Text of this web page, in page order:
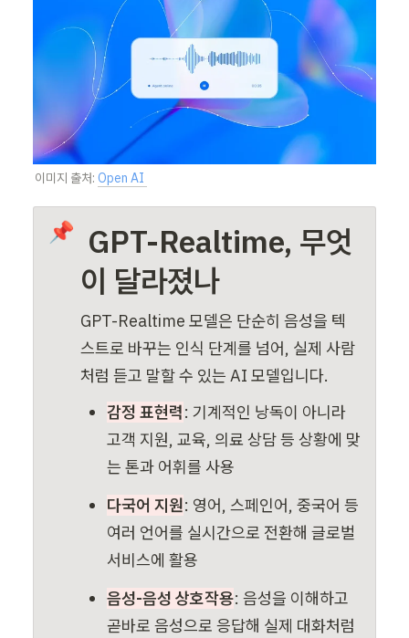
이미지 출처: Open AI
📌
GPT-Realtime, 무엇
이 달라졌나
GPT-Realtime 모델은 단순히 음성을 텍
스트로 바꾸는 인식 단계를 넘어, 실제 사람
처럼 듣고 말할 수 있는 AI 모델입니다.
감정 표현력: 기계적인 낭독이 아니라
고객 지원, 교육, 의료 상담 등 상황에 맞
는 톤과 어휘를 사용
다국어 지원: 영어, 스페인어, 중국어 등
여러 언어를 실시간으로 전환해 글로벌
서비스에 활용
음성-음성 상호작용: 음성을 이해하고
곧바로 음성으로 응답해 실제 대화처럼